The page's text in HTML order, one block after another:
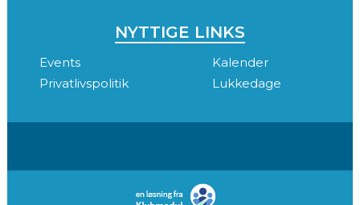
NYTTIGE LINKS
Events
Kalender
Privatlivspolitik
Lukkedage